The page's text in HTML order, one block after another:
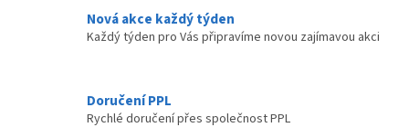
p
r
ý
Nová akce každý týden
Každý týden pro Vás připravíme novou zajímavou akci
Doručení PPL
Rychlé doručení přes společnost PPL